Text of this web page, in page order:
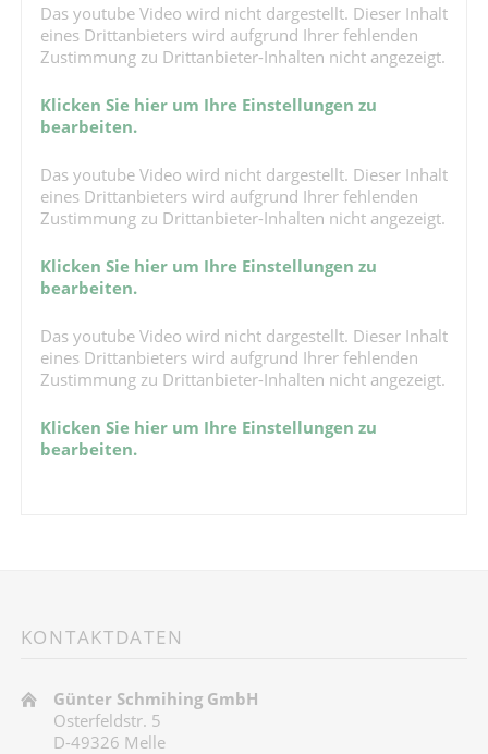
Das youtube Video wird nicht dargestellt. Dieser Inhalt
eines Drittanbieters wird aufgrund Ihrer fehlenden
Zustimmung zu Drittanbieter-Inhalten nicht angezeigt.
Klicken Sie hier um Ihre Einstellungen zu
bearbeiten.
Das youtube Video wird nicht dargestellt. Dieser Inhalt
eines Drittanbieters wird aufgrund Ihrer fehlenden
Zustimmung zu Drittanbieter-Inhalten nicht angezeigt.
Klicken Sie hier um Ihre Einstellungen zu
bearbeiten.
Das youtube Video wird nicht dargestellt. Dieser Inhalt
eines Drittanbieters wird aufgrund Ihrer fehlenden
Zustimmung zu Drittanbieter-Inhalten nicht angezeigt.
Klicken Sie hier um Ihre Einstellungen zu
bearbeiten.
KONTAKTDATEN
Günter Schmihing GmbH
Osterfeldstr. 5
D-49326 Melle